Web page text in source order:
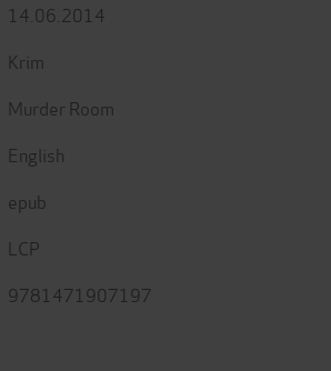
14.06.2014
Krim
Murder Room
English
epub
LCP
9781471907197